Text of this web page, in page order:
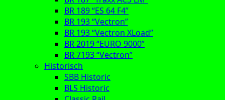
BR 189 “ES 64 F4”
BR 193 “Vectron”
BR 193 “Vectron XLoad”
BR 2019 “EURO 9000”
BR 7193 “Vectron”
Historisch
SBB Historic
BLS Historic